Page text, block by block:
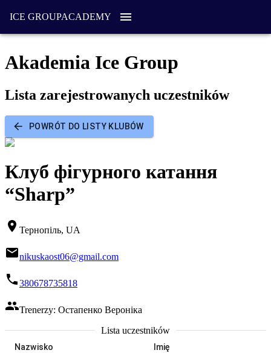
ICE GROUPACADEMY
Akademia Ice Group
Lista zarejestrowanych uczestników
POWRÓT DO LISTY KLUBÓW
Клуб фігурного катання
“Sharp”
Тернопіль, UA
nikuskaost06@gmail.com
380678735818
Trenerzy: Остапенко Вероніка
Lista uczestników
Nazwisko Imię